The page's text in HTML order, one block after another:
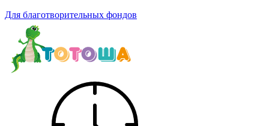
Для благотворительных фондов